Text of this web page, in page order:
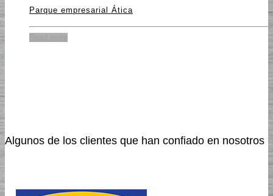
Parque empresarial Ática
Algunos de los clientes que han confiado en nosotros